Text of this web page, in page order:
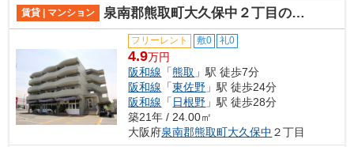
賃貸 | マンション 泉南郡熊取町大久保中２丁目のマンション
フリーレント 敷0 礼0
4.9万円
阪和線 「熊取 」駅 徒歩7分
阪和線 「東佐野 」駅 徒歩24分
阪和線 「 日根野 」駅 徒歩28分
築21年 / 24.00㎡
大阪府泉南郡熊取町大久保中 ２丁目